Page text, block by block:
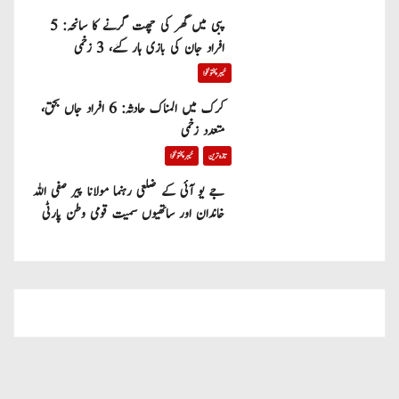
پبی میں گھر کی چھت گرنے کا سانحہ: 5
افراد جان کی بازی ہار گئے، 3 زخمی
خیبر پختونخوا
کرک میں المناک حادثہ: 6 افراد جاں بحق،
متعدد زخمی
تازہ ترین خیبر پختونخوا
جے یو آئی کے ضلعی رہنما مولانا پیر صفی اللہ
خاندان اور ساتھیوں سمیت قومی وطن پارٹی